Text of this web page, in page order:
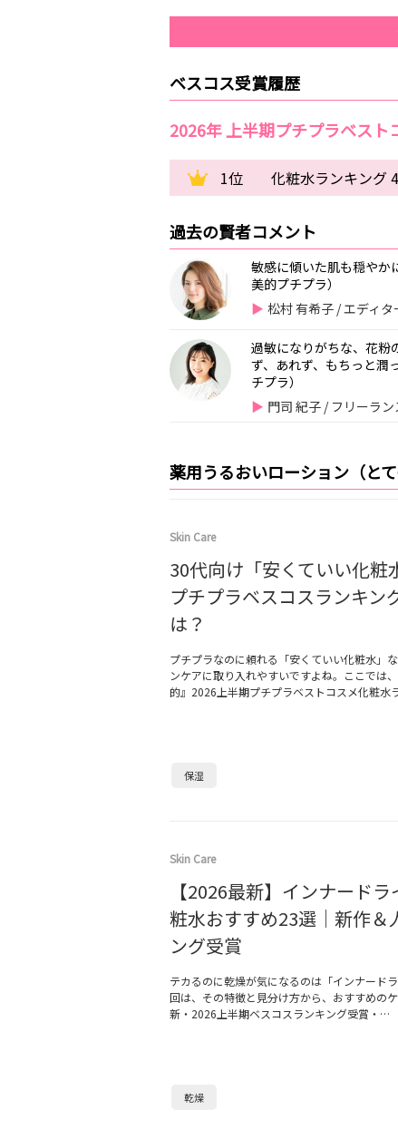
ベスコス受賞履歴
2026年 上半期プチプラベスト
1位 化粧水ランキング
過去の賢者コメント
敏感に傾いた肌も穏やか
美的プチプラ）
松村 有希子 / エディ
過敏になりがちな、花粉
ず、あれず、もちっと潤
チプラ）
門司 紀子 / フリーラ
薬用うるおいローション（と
Skin Care
30代向け「安くていい化粧
プチプラベスコスランキン
は？
プチプラなのに頼れる「安くていい化粧水」
ンケアに取り入れやすいですよね。ここでは
的』2026上半期プチプラベストコスメ化粧水
保湿
Skin Care
【2026最新】インナード
粧水おすすめ23選｜新作＆
ング受賞
テカるのに乾燥が気になるのは「インナード
回は、その特徴と見分け方から、おすすめの
新・2026上半期ベスコスランキング受賞・…
乾燥